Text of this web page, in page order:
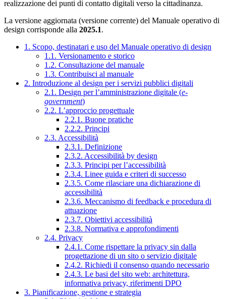
realizzazione dei punti di contatto digitali verso la cittadinanza.
La versione aggiornata (versione corrente) del Manuale operativo di
design corrisponde alla 2025.1.
1. Scopo, destinatari e uso del Manuale operativo di design
1.1. Versionamento e storico
1.2. Consultazione del manuale
1.3. Contribuisci al manuale
2. Introduzione al design per i servizi pubblici digitali
2.1. Design per l’amministrazione digitale (e-
government)
2.2. L’approccio progettuale
2.2.1. Buone pratiche
2.2.2. Principi
2.3. Accessibilità
2.3.1. Definizione
2.3.2. Accessibilità by design
2.3.3. Principi per l’accessibilità
2.3.4. Linee guida e criteri di successo
2.3.5. Come rilasciare una dichiarazione di
accessibilità
2.3.6. Meccanismo di feedback e procedura di
attuazione
2.3.7. Obiettivi accessibilità
2.3.8. Normativa e approfondimenti
2.4. Privacy
2.4.1. Come rispettare la privacy sin dalla
progettazione di un sito o servizio digitale
2.4.2. Richiedi il consenso quando necessario
2.4.3. Le basi del sito web: architettura,
informativa privacy, riferimenti DPO
3. Pianificazione, gestione e strategia